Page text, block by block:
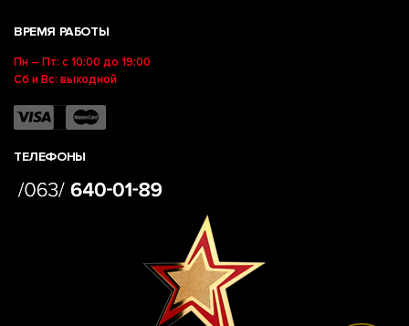
ВРЕМЯ РАБОТЫ
Пн – Пт: с 10:00 до 19:00
Сб и Вс: выходной
ТЕЛЕФОНЫ